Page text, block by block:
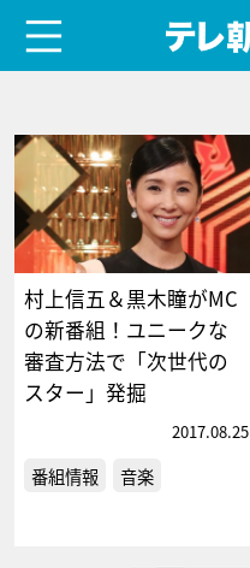
村上信五＆黒木瞳がMC
の新番組！ユニークな
審査方法で「次世代の
スター」発掘
2017.08.25
番組情報 音楽